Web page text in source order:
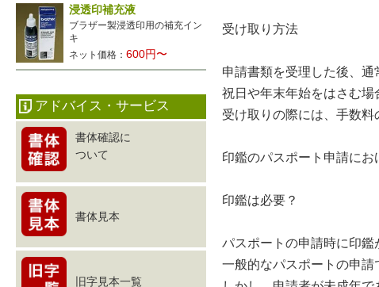
受け取り方法
申請書類を受理した後、通
祝日や年末年始をはさむ場
受け取りの際には、手数料
印鑑のパスポート申請にお
印鑑は必要？
パスポートの申請時に印鑑
一般的なパスポートの申請
浸透印補充液
ブラザー製浸透印用の補充イン
キ
ネット価格：600円〜
アドバイス・サービス
書体確認に
ついて
書体見本
旧字見本一覧